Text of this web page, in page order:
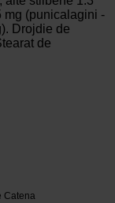
mg (punicalagini -
Drojdie de
de
Catena